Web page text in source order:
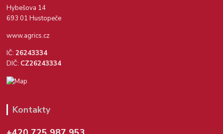
Hybešova 14
693 01 Hustopeče
www.agrics.cz
IČ:26243334
DIČ: CZ26243334
Kontakty